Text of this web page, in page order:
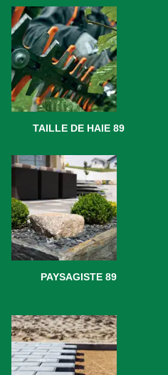
TAILLE DE HAIE 89
PAYSAGISTE 89